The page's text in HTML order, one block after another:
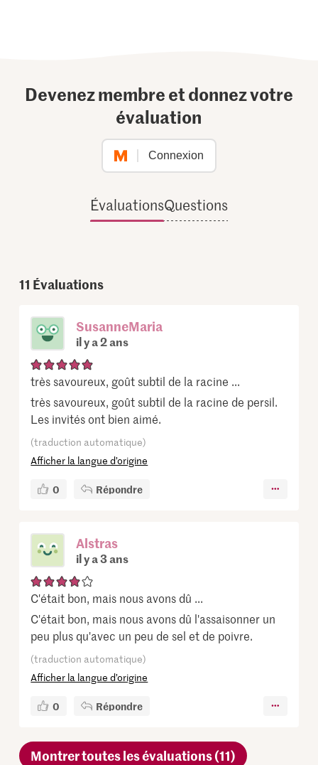
Devenez membre et donnez votre
évaluation
Connexion
ÉvaluationsQuestions
11 Évaluations
SusanneMaria
il y a 2 ans
très savoureux, goût subtil de la racine ...
très savoureux, goût subtil de la racine de persil.
Les invités ont bien aimé.
(traduction automatique)
Afficher la langue d’origine
0 Répondre
Alstras
il y a 3 ans
C'était bon, mais nous avons dû ...
C'était bon, mais nous avons dû l'assaisonner un
peu plus qu'avec un peu de sel et de poivre.
(traduction automatique)
Afficher la langue d’origine
0 Répondre
Montrer toutes les évaluations (11)